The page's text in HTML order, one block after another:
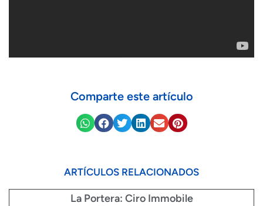
Comparte este artículo
ARTÍCULOS RELACIONADOS
La Portera: Ciro Immobile